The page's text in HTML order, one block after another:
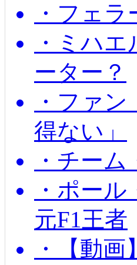
・フェ
・ミハ
ーター？
・ファ
得ない」
・チー
・ポー
元F1王者
・【動